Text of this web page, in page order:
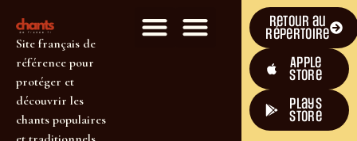
Site français de
référence pour
protéger et
découvrir les
chants populaires
Retour au
répertoire
Apple
Store
plays
store